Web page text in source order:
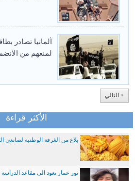
ألمانيا تصادر
لمنعهم من
< التالي
الأكثر قراءة
بلاغ من الغرفة الوطنية
نور عمار تعود الى مقاعد الدراسة